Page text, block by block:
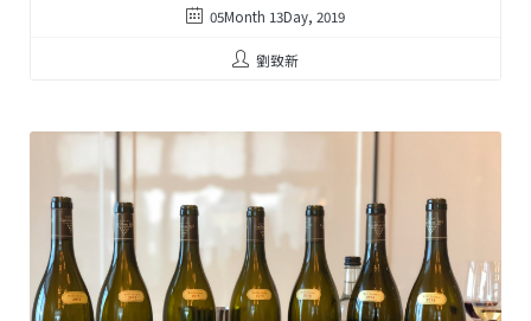
05Month 13Day, 2019
劉致新